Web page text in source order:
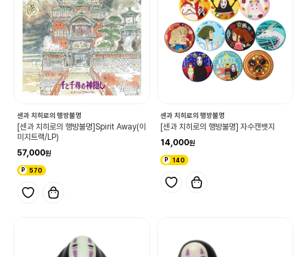
센과 치히로의 행방불명
[센과 치히로의 행방불명]Spirit Away(이
미지트랙/LP)
57,000
570
센과 치히로의 행방불명
[센과 치히로의 행방불명] 자수캔뱃지
14,000
140